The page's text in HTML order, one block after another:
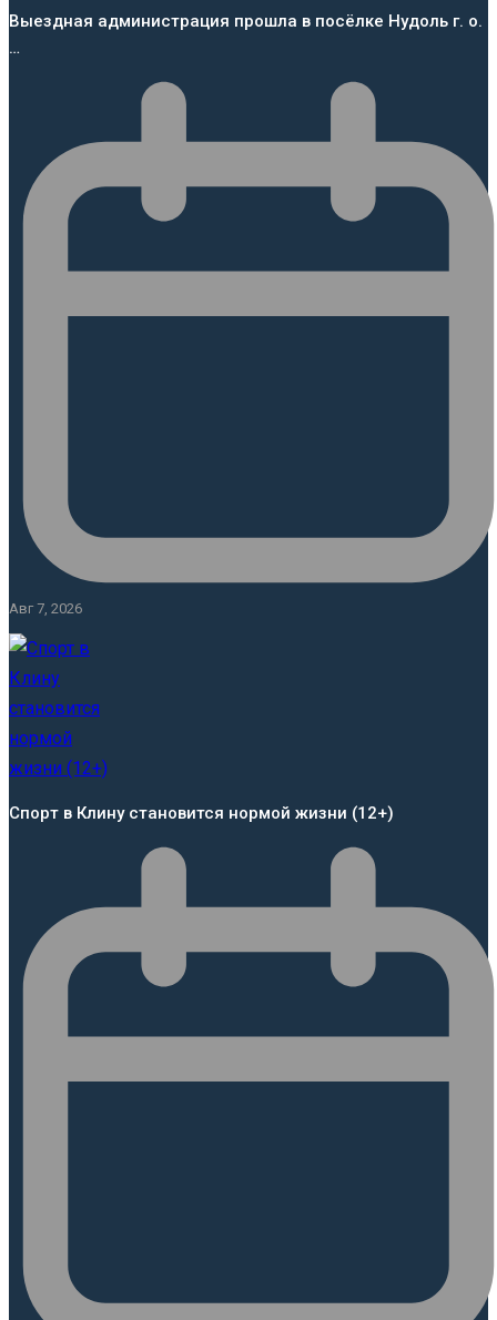
Выездная администрация прошла в посёлке Нудоль г. о.
…
Авг 7, 2026
Спорт в Клину становится нормой жизни (12+)